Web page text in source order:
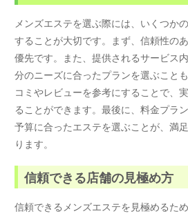
メンズエステを選ぶ際には、いくつか
することが大切です。まず、信頼性の
優先です。また、提供されるサービス
分のニーズに合ったプランを選ぶこと
コミやレビューを参考にすることで、
ることができます。最後に、料金プラ
予算に合ったエステを選ぶことが、満
ります。
信頼できる店舗の見極め方
信頼できるメンズエステを見極めるた